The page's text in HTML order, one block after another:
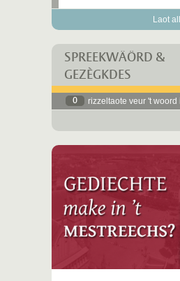
Laot
SPREEKWÄÖRD &
GEZÈGKDES
0 rizzeltaote veur 't woord